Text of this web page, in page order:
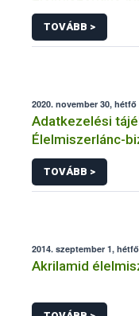
Rendszerben
témakörben
kapcsolódó
TOVÁBB >
2020. november 30, hétfő
Adatkezelési
Élelmiszerlánc-
közérdekű
kapcsolódó
TOVÁBB >
2014. szeptember 1, hétfő
Akrilamid